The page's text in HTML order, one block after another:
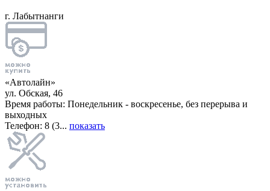
г. Лабытнанги
«Автолайн»
ул. Обская, 46
Время работы: Понедельник - воскресенье, без перерыва и
выходных
Телефон: 8 (3... показать